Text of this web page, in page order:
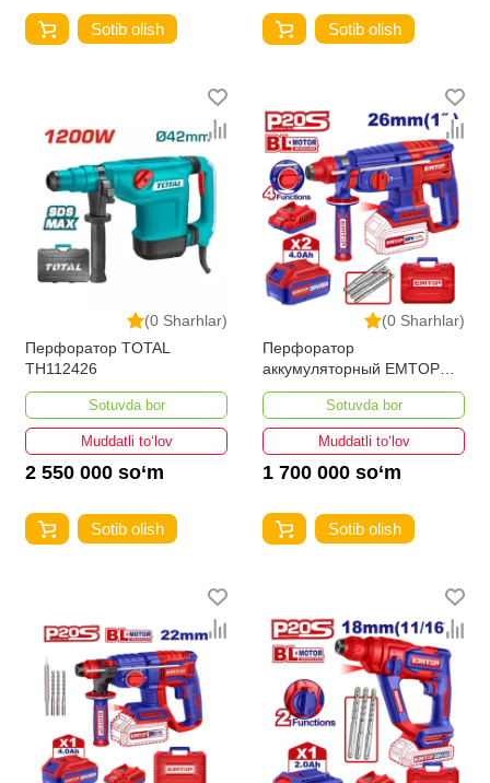
Sotib olish Sotib olish
(0 Sharhlar)
Перфоратор TOTAL
TH112426
Sotuvda bor
Muddatli to‘lov
2 550 000 so‘m
Sotib olish
(0 Sharhlar)
Перфоратор
аккумуляторный EMTOP
ELRH202287
Sotuvda bor
Muddatli to‘lov
1 700 000 so‘m
Sotib olish